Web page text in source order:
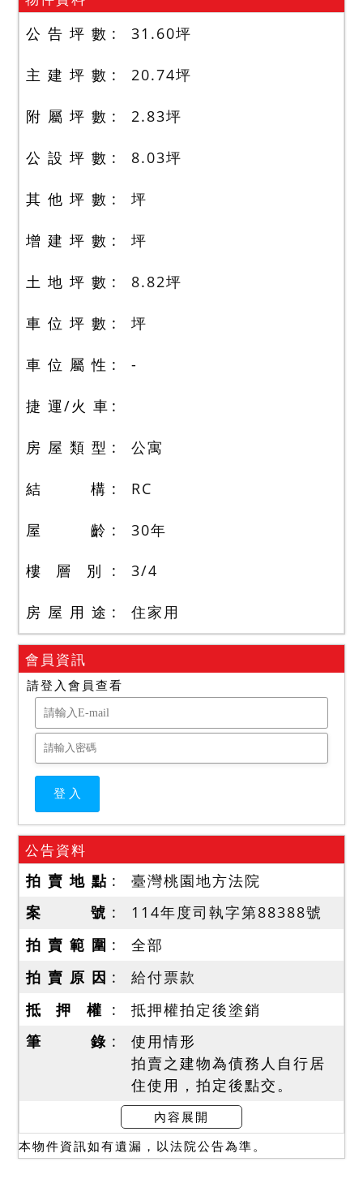
公 告 坪 數 31.60坪
主 建 坪 數 20.74坪
附 屬 坪 數 2.83坪
公 設 坪 數 8.03坪
其 他 坪 數 坪
增 建 坪 數 坪
土 地 坪 數 8.82坪
車 位 坪 數 坪
車 位 屬 性 -
捷 運/火 車
房 屋 類 型 公寓
結 構 RC
屋 齡 30年
樓 層 別 3/4
房 屋 用 途 住家用
會員資訊
請登入會員查看
公告資料
拍 賣 地 點
臺灣桃園地方法院
案 號
114年度司執字第88388號
拍 賣 範 圍
全部
拍 賣 原 因
給付票款
抵 押 權
抵押權拍定後塗銷
筆 錄
使用情形
拍賣之建物為債務人自行居
住使用，拍定後點交。
備註
一、上開不動產２宗合併應
內容展開
本物件資訊如有遺漏，以法院公告為準。